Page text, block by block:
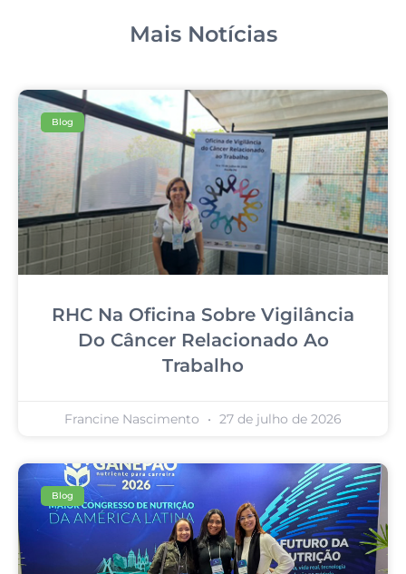
Mais Notícias
Blog
RHC Na Oficina Sobre Vigilância
Do Câncer Relacionado Ao
Trabalho
Francine Nascimento 27 de julho de 2026
Blog